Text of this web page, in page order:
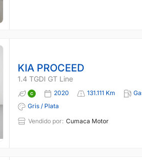
KIA PROCEED
1.4 TGDI GT Line
2020 131.111 Km
Gris / Plata
Vendido por: Cumaca Motor